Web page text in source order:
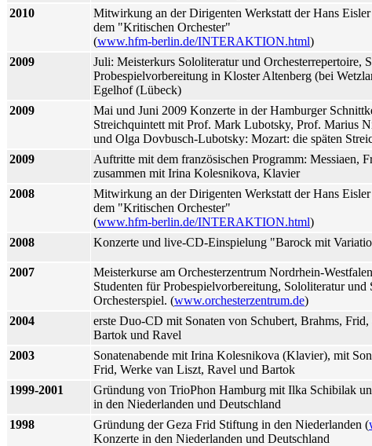
2010
Mitwirkung an der Dirigenten Werkstatt der Hans
dem "Kritischen Orchester"
(www.hfm-berlin.de/INTERAKTION.html)
2009
Juli: Meisterkurs Sololiteratur und Orchesterrepertoire,
Probespielvorbereitung in Kloster Altenberg (bei
Egelhof (Lübeck)
2009
Mai und Juni 2009 Konzerte in der Hamburger
Streichquintett mit Prof. Mark Lubotsky, Prof. Marius
und Olga Dovbusch-Lubotsky: Mozart: die späten
2009
Auftritte mit dem französischen Programm: Messiaen,
zusammen mit Irina Kolesnikova, Klavier
2008
Mitwirkung an der Dirigenten Werkstatt der Hans
dem "Kritischen Orchester"
(www.hfm-berlin.de/INTERAKTION.html)
2008
Konzerte und live-CD-Einspielung "Barock mit
2007
Meisterkurse am Orchesterzentrum Nordrhein-
Studenten für Probespielvorbereitung, Sololiteratur
Orchesterspiel. (www.orchesterzentrum.de)
2004
erste Duo-CD mit Sonaten von Schubert, Brahms,
Bartok und Ravel
2003
Sonatenabende mit Irina Kolesnikova (Klavier), mit
Frid, Werke van Liszt, Ravel und Bartok
1999-2001
Gründung von TrioPhon Hamburg mit Ilka Schibilak
in den Niederlanden und Deutschland
1998
Gründung der Geza Frid Stiftung in den Niederlanden (
Konzerte in den Niederlanden und Deutschland